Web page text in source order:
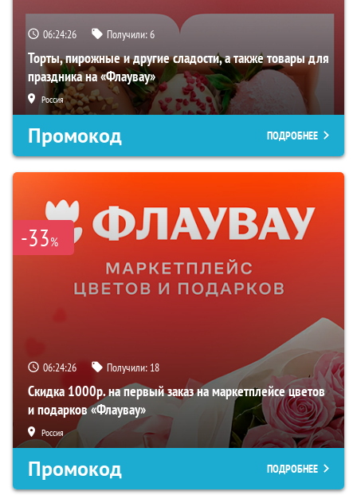
06:24:25 Получили:6
Торты, пирожные и другие сладости, а также товары для
праздника на «Флаувау»
Россия
Промокод ПОДРОБНЕЕ
-33%
06:24:25 Получили: 18
Скидка 1000р. на первый заказ на маркетплейсе цветов
и подарков «Флаувау»
Россия
Промокод ПОДРОБНЕЕ